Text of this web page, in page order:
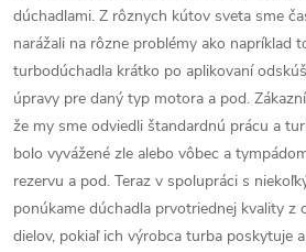
dúchadlami. Z rôznych kútov sveta sme
narážali na rôzne problémy ako napríklad
turbodúchadla krátko po aplikovaní
úpravy pre daný typ motora a pod.
že my sme odviedli štandardnú prácu a
bolo vyvážené zle alebo vôbec a
rezervu a pod. Teraz v spolupráci s
ponúkame dúchadla prvotriednej kvality z
dielov, pokiaľ ich výrobca turba poskytuje